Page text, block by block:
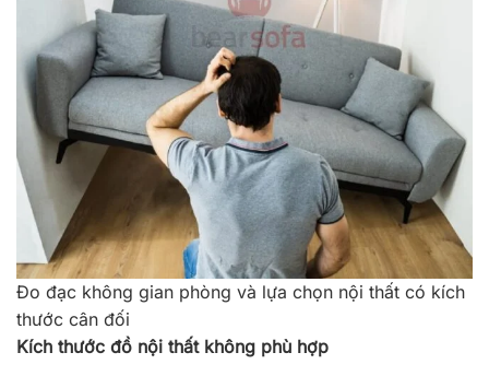
Đo đạc không gian phòng và lựa chọn nội thất có kích
thước cân đối
Kích thước đồ nội thất không phù hợp